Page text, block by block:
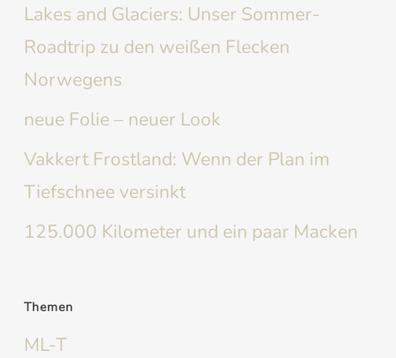
Lakes and Glaciers: Unser Sommer-
Roadtrip zu den weißen Flecken
Norwegens
neue Folie – neuer Look
Vakkert Frostland: Wenn der Plan im
Tiefschnee versinkt
125.000 Kilometer und ein paar Macken
Themen
ML-T